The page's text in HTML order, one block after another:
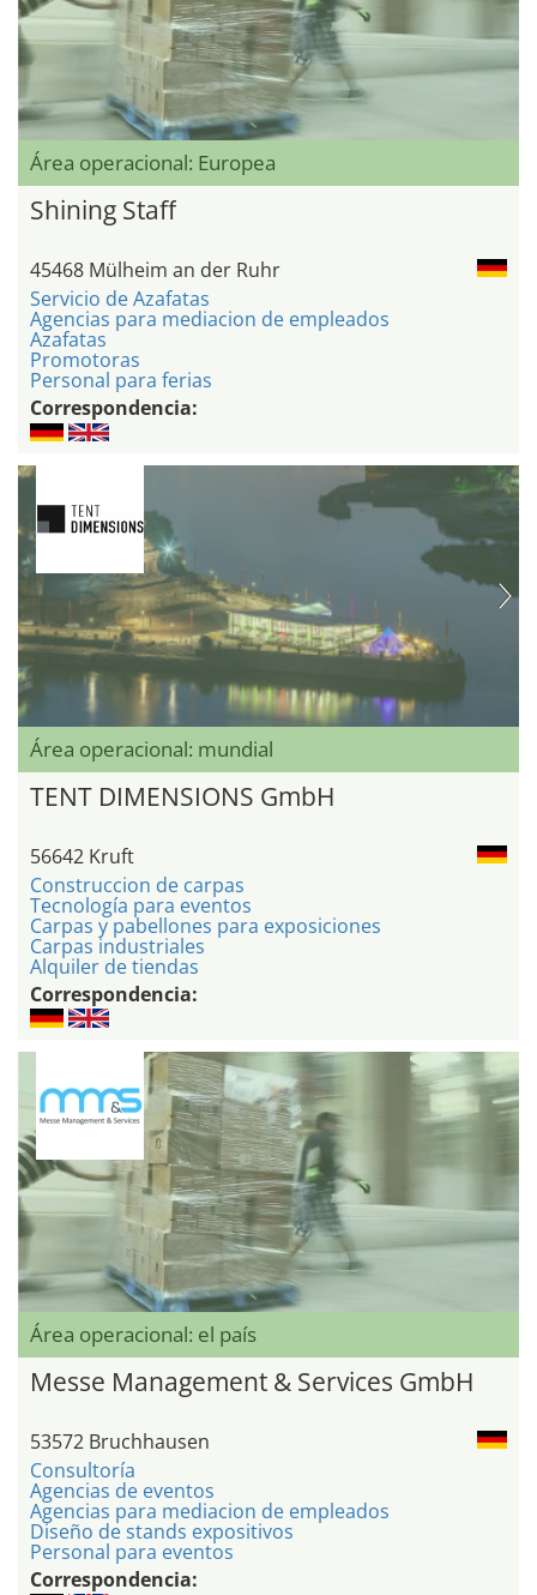
Área operacional: Europea
Shining Staff
45468 Mülheim an der Ruhr
Servicio de Azafatas
Agencias para mediacion de empleados
Azafatas
Promotoras
Personal para ferias
Correspondencia:
Área operacional: mundial
TENT DIMENSIONS GmbH
56642 Kruft
Construccion de carpas
Tecnología para eventos
Carpas y pabellones para exposiciones
Carpas industriales
Alquiler de tiendas
Correspondencia:
Área operacional: el país
Messe Management & Services GmbH
53572 Bruchhausen
Consultoría
Agencias de eventos
Agencias para mediacion de empleados
Diseño de stands expositivos
Personal para eventos
Correspondencia: